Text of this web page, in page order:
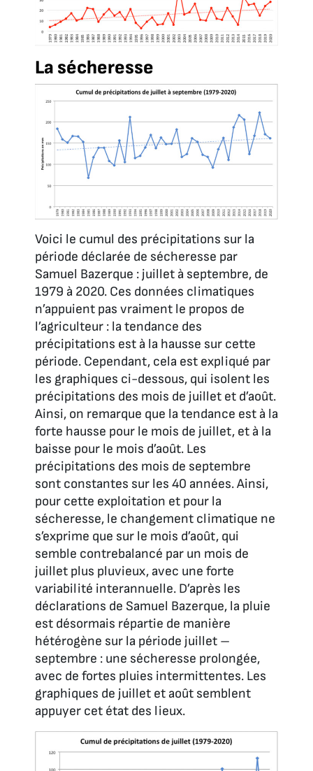
La sécheresse
Voici le cumul des précipitations sur la
période déclarée de sécheresse par
Samuel Bazerque : juillet à septembre, de
1979 à 2020. Ces données climatiques
n’appuient pas vraiment le propos de
l’agriculteur : la tendance des
précipitations est à la hausse sur cette
période. Cependant, cela est expliqué par
les graphiques ci-dessous, qui isolent les
précipitations des mois de juillet et d’août.
Ainsi, on remarque que la tendance est à la
forte hausse pour le mois de juillet, et à la
baisse pour le mois d’août. Les
précipitations des mois de septembre
sont constantes sur les 40 années. Ainsi,
pour cette exploitation et pour la
sécheresse, le changement climatique ne
s’exprime que sur le mois d’août, qui
semble contrebalancé par un mois de
juillet plus pluvieux, avec une forte
variabilité interannuelle. D’après les
déclarations de Samuel Bazerque, la pluie
est désormais répartie de manière
hétérogène sur la période juillet –
septembre : une sécheresse prolongée,
avec de fortes pluies intermittentes. Les
graphiques de juillet et août semblent
appuyer cet état des lieux.